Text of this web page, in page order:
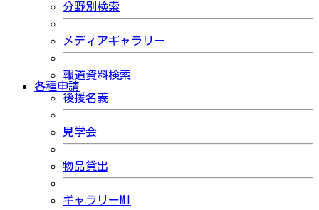
分野別検索
メディアギャラリー
報道資料検索
各種申請
後援名義
見学会
物品貸出
ギャラリーMI